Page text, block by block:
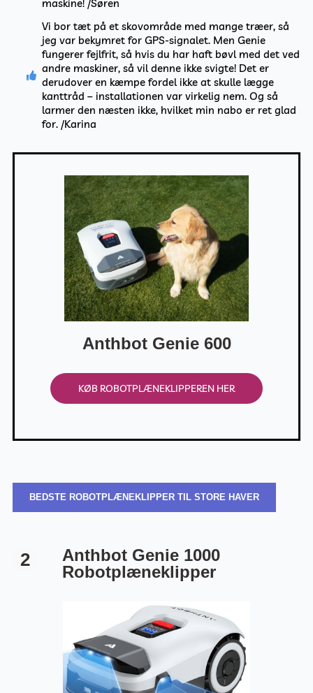
maskine! /Søren
Vi bor tæt på et skovområde med mange træer, så
jeg var bekymret for GPS-signalet. Men Genie
fungerer fejlfrit, så hvis du har haft bøvl med det ved
andre maskiner, så vil denne ikke svigte! Det er
derudover en kæmpe fordel ikke at skulle lægge
kanttråd – installationen var virkelig nem. Og så
larmer den næsten ikke, hvilket min nabo er ret glad
for. /Karina
Anthbot Genie 600
KØB ROBOTPLÆNEKLIPPEREN HER
BEDSTE ROBOTPLÆNEKLIPPER TIL STORE HAVER
2
Anthbot Genie 1000
Robotplæneklipper